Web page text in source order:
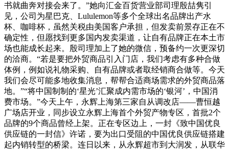
书就曲奔对接会来了。”她向汇金百货营业部司理殷喆隽引
见，公司为星巴克、Lululemon等多个全球出名品牌出产水
杯、咖啡杯，虽然关税由美国客户承担，但发卖前景存正在不
确定性，但愿找到更多国内发卖渠道，让自有品牌正在本土市
场也能成长起来。殷司理加上了她的微信，预备约一次更深切
的洽商。“若是要把外贸商品引入门店，我们考虑有多种合做
体例，例如说礼物采购、自有品牌或者取经销商合做等。今天
我们会尽可能多地收集消息，帮帮合适商场需求的外贸商品落
地。”“将中国制制的‘星光’汇聚成内需市场的‘银河’，中国消
费市场。”今天上午，永辉上海第三家自从调改店——曹恒越
广场店开业，同步设立永辉上海首个外贸产物专区，首批2个
品牌的9个商品曾经上架。正在专区边上，一封《致中国优良
供应链的一封信》许诺，要为出口受阻的中国优良供应链搭建
起内销转型的桥梁。连日以来，从永辉超市到大润发，从联华